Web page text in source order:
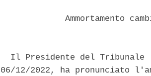
Ammortamento
Il Presidente del Tribunale
06/12/2022, ha pronunciato